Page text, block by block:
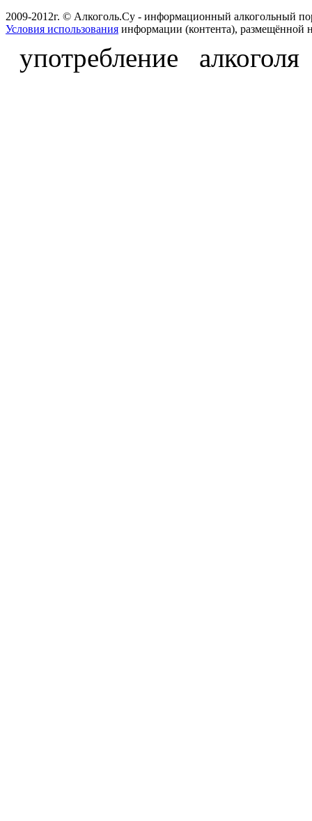
2009-2012г. © Алкоголь.Су - информационный алкогольный
Условия использования информации (контента), размещённой
употребление